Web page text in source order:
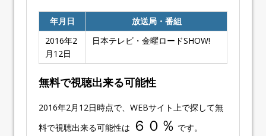
年月日
放送局・番組
2016年2
月12日
日本テレビ・金曜ロードSHOW!
無料で視聴出来る可能性
2016年2月12日時点で、WEBサイト上で探して無
料で視聴出来る可能性は ６０％ です。